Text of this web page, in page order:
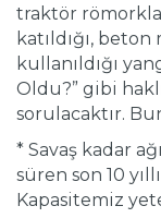
traktör
katıldığı,
kullanıldığı
Oldu?” gibi
sorulacaktır.
* Savaş kadar
süren son 10
Kapasitemiz